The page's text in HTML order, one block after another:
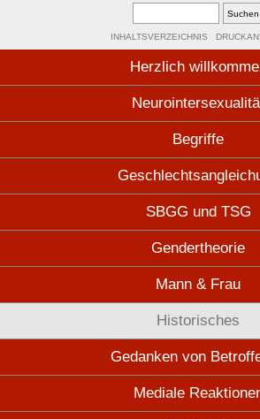
INHALTSVERZEICHNIS
Herzlich
Begriffe
SBGG und TSG
Gendertheorie
Mann & Frau
Historisches
Gedanken von
Mediale